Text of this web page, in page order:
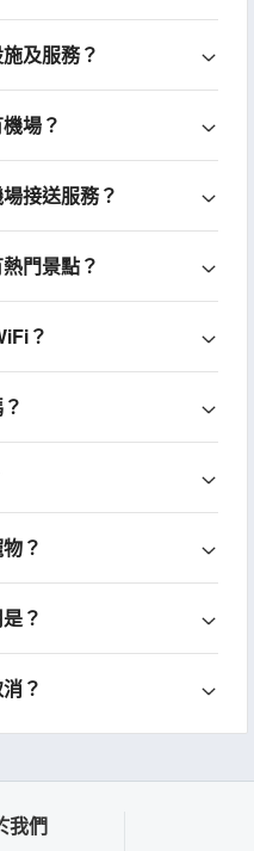
及服務？
場？
接送服務？
門景點？
？
？
？
？
我們